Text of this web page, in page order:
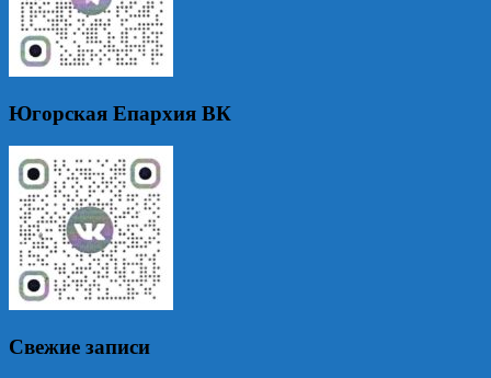
Югорская Епархия ВК
Свежие записи